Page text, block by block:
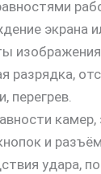
экрана
разрядка,
перегрев.
камер,
и
удара,